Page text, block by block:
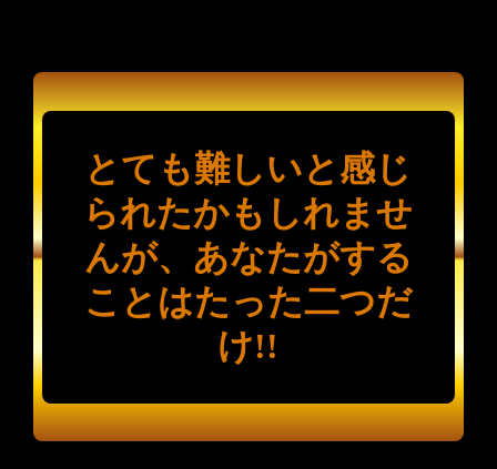
とても難しいと感じ
られたかもしれませ
んが、あなたがする
ことはたった二つだ
け!!